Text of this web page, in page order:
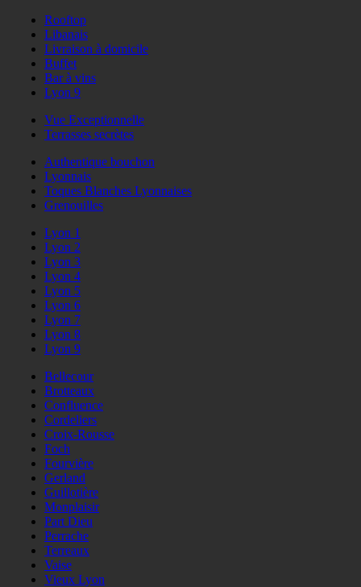
Rooftop
Libanais
Livraison à domicile
Buffet
Bar à vins
Lyon 9
Vue Exceptionnelle
Terrasses secrètes
Authentique bouchon
Lyonnais
Toques Blanches Lyonnaises
Grenouilles
Lyon 1
Lyon 2
Lyon 3
Lyon 4
Lyon 5
Lyon 6
Lyon 7
Lyon 8
Lyon 9
Bellecour
Brotteaux
Confluence
Cordeliers
Croix-Rousse
Foch
Fourvière
Gerland
Guillotière
Monplaisir
Part Dieu
Perrache
Terreaux
Vaise
Vieux Lyon